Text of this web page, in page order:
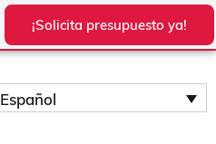
¡Solicita presupuesto ya!
Español